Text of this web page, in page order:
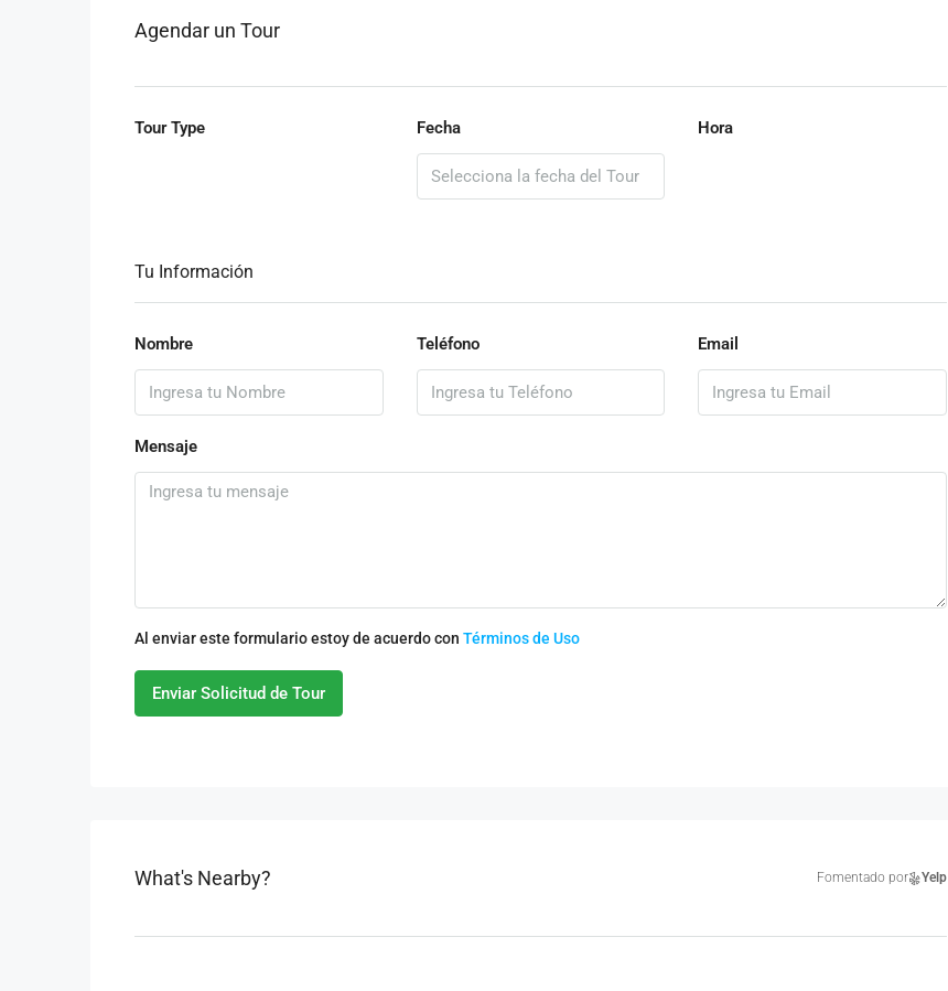
Agendar un Tour
Tour Type Fecha Hora
Tu Información
Nombre Teléfono Email
Mensaje
Al enviar este formulario estoy de acuerdo con Términos de Uso
Enviar Solicitud de Tour
What's Nearby? Fomentado por Yelp